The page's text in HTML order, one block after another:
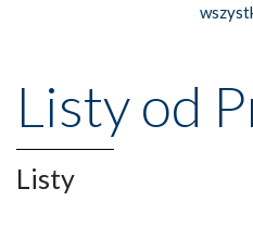
Nasze pielgrzymkowe
wznoszono na chwałę Bożą,
Opatrznościową
niepodległość kraju. Zachwyt
misterna architektura
wspaniałe zdobienia,
Listy od
Listy